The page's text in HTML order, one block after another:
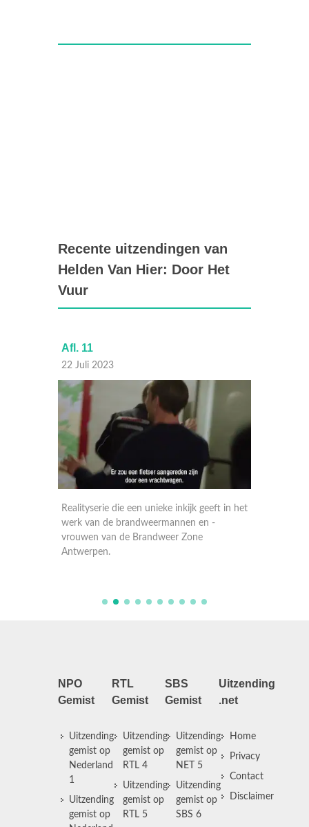
Recente uitzendingen van
Helden Van Hier: Door Het
Vuur
Afl. 11
22 Juli 2023
Realityserie die een unieke inkijk geeft in het
werk van de brandweermannen en -
vrouwen van de Brandweer Zone
Antwerpen.
NPO
Gemist
Uitzending
gemist op
Nederland
1
Uitzending
gemist op
RTL
Gemist
Uitzending
gemist op
RTL 4
Uitzending
gemist op
RTL 5
SBS
Gemist
Uitzending
gemist op
NET 5
Uitzending
gemist op
SBS 6
Uitzending
.net
Home
Privacy
Contact
Disclaimer